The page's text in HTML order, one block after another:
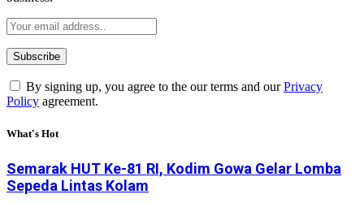
By signing up, you agree to the our terms and ourPrivacy
Policy agreement.
What's Hot
Semarak HUT Ke-81 RI, Kodim Gowa Gelar Lomba
Sepeda Lintas Kolam